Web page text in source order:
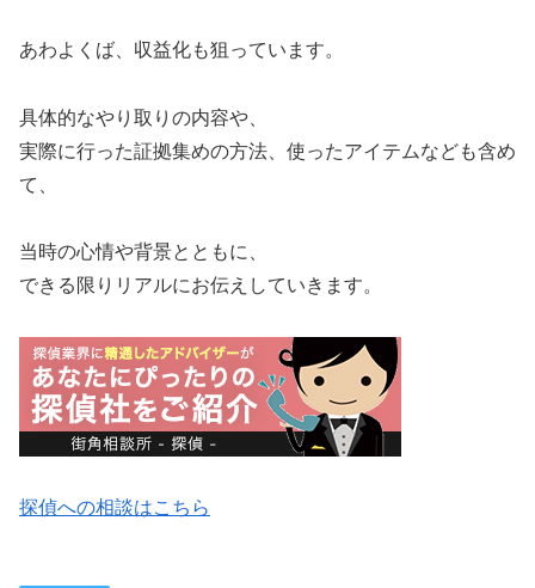
あわよくば、収益化も狙っています。
具体的なやり取りの内容や、
実際に行った証拠集めの方法、使ったアイテムなども含め
て、
当時の心情や背景とともに、
できる限りリアルにお伝えしていきます。
探偵への相談はこちら